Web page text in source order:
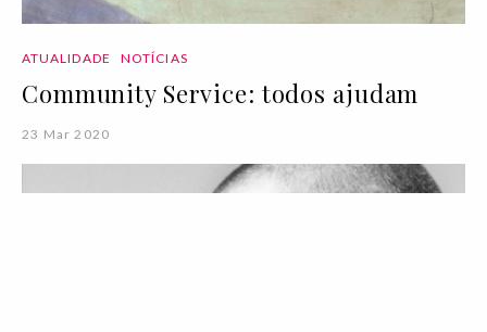
ATUALIDADE NOTÍCIAS
Community Service: todos ajudam
23 Mar 2020